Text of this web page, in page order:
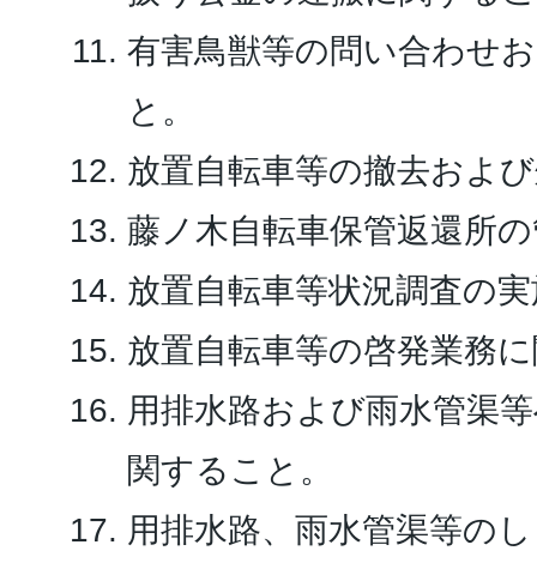
有害鳥獣等の問い合わせ
と。
放置自転車等の撤去およ
藤ノ木自転車保管返還所
放置自転車等状況調査の
放置自転車等の啓発業務
用排水路および雨水管渠
関すること。
用排水路、雨水管渠等の